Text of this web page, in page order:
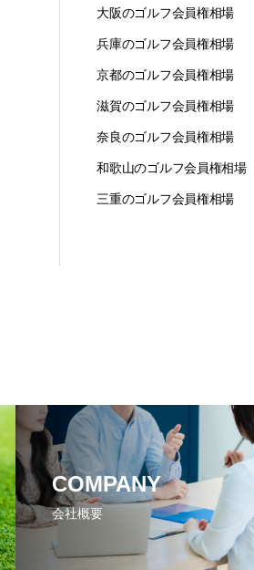
大阪のゴルフ会員権相場
兵庫のゴルフ会員権相場
京都のゴルフ会員権相場
滋賀のゴルフ会員権相場
奈良のゴルフ会員権相場
和歌山のゴルフ会員権相場
三重のゴルフ会員権相場
COMPANY
会社概要